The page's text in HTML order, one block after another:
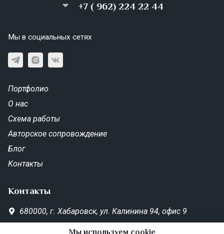
+7 ( 962) 224 22 44
Мы в социальных сетях
Портфолио
О нас
Схема работы
Авторское сопровождение
Блог
Контакты
Контакты
680000, г. Хабаровск, ул. Калинина 94, офис 9
Мы используем cookie